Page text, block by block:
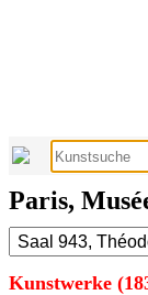
Paris,
Kunstwerke